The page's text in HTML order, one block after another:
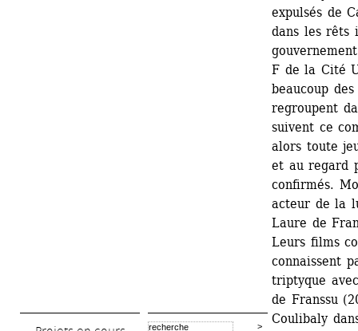
expulsés de
dans les rêts
F de la Cité
beaucoup
regroupent
suivent ce
alors toute
et au regard
confirmés.
acteur de la
Laure de
Leurs films
connaissent
triptyque
de Franssu
Coulibaly